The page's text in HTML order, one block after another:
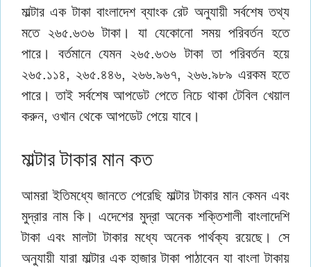
মাল্টার এক টাকা বাংলাদেশ ব্যাংক রেট অনুযায়ী সর্বশেষ তথ্য
মতে ২৬৫.৬৩৬ টাকা। যা যেকোনো সময় পরিবর্তন হতে
পারে। বর্তমানে যেমন ২৬৫.৬৩৬ টাকা তা পরিবর্তন হয়ে
২৬৫.১১৪, ২৬৫.৪৪৬, ২৬৬.৯৬৭, ২৬৬.৯৮৯ এরকম হতে
পারে। তাই সর্বশেষ আপডেট পেতে নিচে থাকা টেবিল খেয়াল
করুন, ওখান থেকে আপডেট পেয়ে যাবে।
মাল্টার টাকার মান কত
আমরা ইতিমধ্যে জানতে পেরেছি মাল্টার টাকার মান কেমন এবং
মুদ্রার নাম কি। এদেশের মুদ্রা অনেক শক্তিশালী বাংলাদেশি
টাকা এবং মালটা টাকার মধ্যে অনেক পার্থক্য রয়েছে। সে
অনুযায়ী যারা মাল্টার এক হাজার টাকা পাঠাবেন যা বাংলা টাকায়